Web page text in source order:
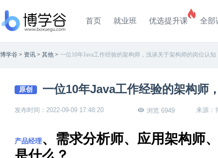
首页 就业班 优选提升课 全部
博学谷 > 资讯 > 其他 > 一位10年Java工作经验的架构师，浅谈关于架构师的岗位认知
原创 一位10年Java工作经验的架构师
发布时间：2022-09-09 17:48:20 浏览 6949 来源：
产品经理、需求分析师、应用架构师